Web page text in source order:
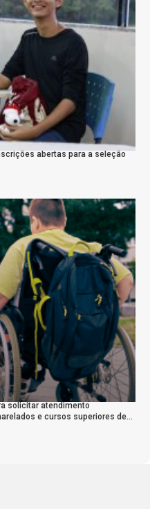
abertas para a seleção
solicitar atendimento
e cursos superiores de…